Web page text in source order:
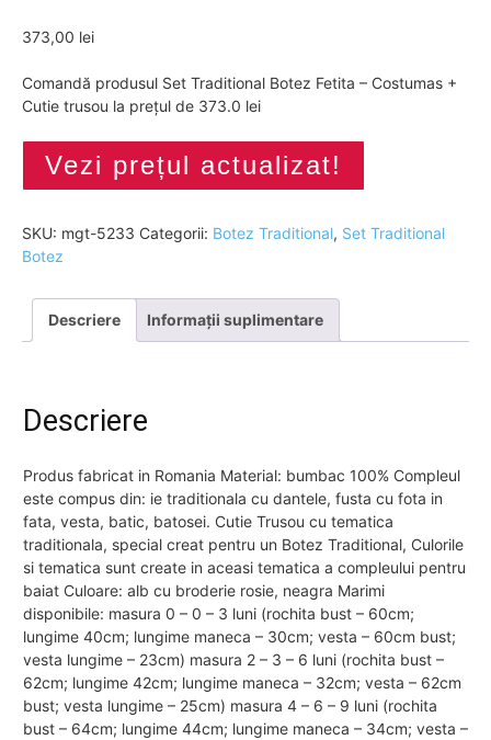
373,00 lei
Comandă produsul Set Traditional Botez Fetita – Costumas +
Cutie trusou la prețul de 373.0 lei
Vezi prețul actualizat!
SKU: mgt-5233 Categorii: Botez Traditional, Set Traditional
Botez
Descriere Informații suplimentare
Descriere
Produs fabricat in Romania Material: bumbac 100% Compleul
este compus din: ie traditionala cu dantele, fusta cu fota in
fata, vesta, batic, batosei. Cutie Trusou cu tematica
traditionala, special creat pentru un Botez Traditional, Culorile
si tematica sunt create in aceasi tematica a compleului pentru
baiat Culoare: alb cu broderie rosie, neagra Marimi
disponibile: masura 0 – 0 – 3 luni (rochita bust – 60cm;
lungime 40cm; lungime maneca – 30cm; vesta – 60cm bust;
vesta lungime – 23cm) masura 2 – 3 – 6 luni (rochita bust –
62cm; lungime 42cm; lungime maneca – 32cm; vesta – 62cm
bust; vesta lungime – 25cm) masura 4 – 6 – 9 luni (rochita
bust – 64cm; lungime 44cm; lungime maneca – 34cm; vesta –